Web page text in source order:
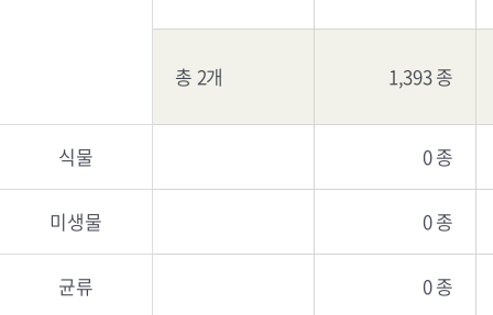
총 2개 1,393 종
식물 0 종
미생물 0 종
균류 0 종